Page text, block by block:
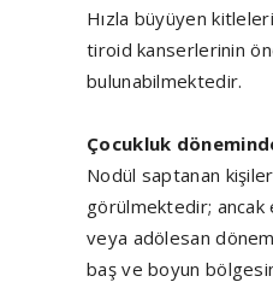
Hızla büyüyen
tiroid kanserlerinin
bulunabilmektedir.
Çocukluk
Nodül saptanan
görülmektedir; ancak
veya adölesan
baş ve boyun